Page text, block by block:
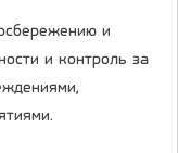
и
и контроль за